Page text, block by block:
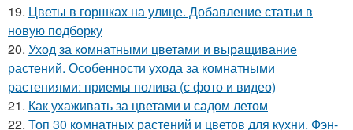
19. Цветы в горшках на улице. Добавление статьи в
новую подборку
20. Уход за комнатными цветами и выращивание
растений. Особенности ухода за комнатными
растениями: приемы полива (с фото и видео)
21. Как ухаживать за цветами и садом летом
22. Топ 30 комнатных растений и цветов для кухни. Фэн-